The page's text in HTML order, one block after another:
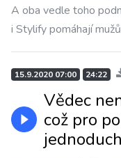
A oba vedle toho
i Stylify pomáhají
15.9.2020 07:00 24:22
Vědec
což pro